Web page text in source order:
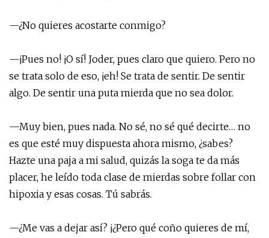
—¿No quieres acostarte conmigo?
—¡Pues no! ¡O sí! Joder, pues claro que quiero. Pero no
se trata solo de eso, ¡eh! Se trata de sentir. De sentir
algo. De sentir una puta mierda que no sea dolor.
—Muy bien, pues nada. No sé, no sé qué decirte… no
es que esté muy dispuesta ahora mismo, ¿sabes?
Hazte una paja a mi salud, quizás la soga te da más
placer, he leído toda clase de mierdas sobre follar con
hipoxia y esas cosas. Tú sabrás.
—¿Me vas a dejar así? ¡¿Pero qué coño quieres de mí,